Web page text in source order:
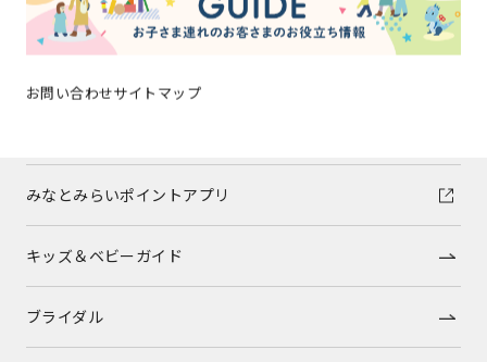
お問い合わせサイトマップ
ショップトピックス
みなとみらいポイントアプリ
キッズ＆ベビーガイド
ブライダル